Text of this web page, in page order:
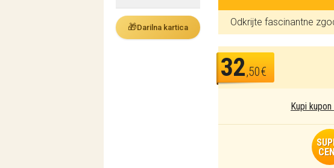
🎁Darilna kartica Odkrijte fascinantne
32,50€
Kupi